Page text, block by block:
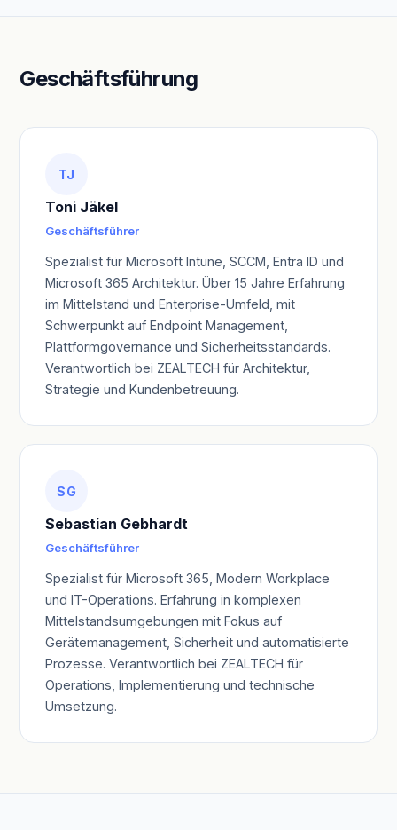
Geschäftsführung
TJ
Toni Jäkel
Geschäftsführer
Spezialist für Microsoft Intune, SCCM, Entra ID und
Microsoft 365 Architektur. Über 15 Jahre Erfahrung
im Mittelstand und Enterprise-Umfeld, mit
Schwerpunkt auf Endpoint Management,
Plattformgovernance und Sicherheitsstandards.
Verantwortlich bei ZEALTECH für Architektur,
Strategie und Kundenbetreuung.
SG
Sebastian Gebhardt
Geschäftsführer
Spezialist für Microsoft 365, Modern Workplace
und IT-Operations. Erfahrung in komplexen
Mittelstandsumgebungen mit Fokus auf
Gerätemanagement, Sicherheit und automatisierte
Prozesse. Verantwortlich bei ZEALTECH für
Operations, Implementierung und technische
Umsetzung.